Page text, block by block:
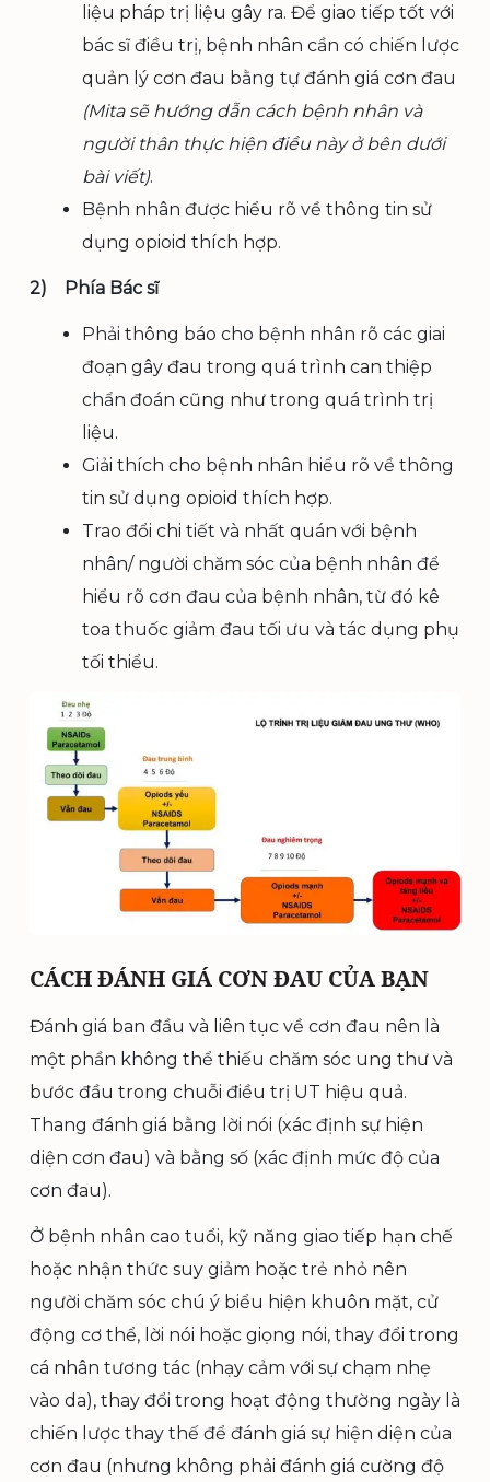
liệu pháp trị liệu gây ra. Để giao tiếp tốt với
bác sĩ điều trị, bệnh nhân cần có chiến lược
quản lý cơn đau bằng tự đánh giá cơn đau
(Mita sẽ hướng dẫn cách bệnh nhân và
người thân thực hiện điều này ở bên dưới
bài viết).
Bệnh nhân được hiểu rõ về thông tin sử
dụng opioid thích hợp.
2) Phía Bác sĩ
Phải thông báo cho bệnh nhân rõ các giai
đoạn gây đau trong quá trình can thiệp
chẩn đoán cũng như trong quá trình trị
liệu.
Giải thích cho bệnh nhân hiểu rõ về thông
tin sử dụng opioid thích hợp.
Trao đổi chi tiết và nhất quán với bệnh
nhân/ người chăm sóc của bệnh nhân để
hiểu rõ cơn đau của bệnh nhân, từ đó kê
toa thuốc giảm đau tối ưu và tác dụng phụ
tối thiểu.
CÁCH ĐÁNH GIÁ CƠN ĐAU CỦA BẠN
Đánh giá ban đầu và liên tục về cơn đau nên là
một phần không thể thiếu chăm sóc ung thư và
bước đầu trong chuỗi điều trị UT hiệu quả.
Thang đánh giá bằng lời nói (xác định sự hiện
diện cơn đau) và bằng số (xác định mức độ của
cơn đau).
Ở bệnh nhân cao tuổi, kỹ năng giao tiếp hạn chế
hoặc nhận thức suy giảm hoặc trẻ nhỏ nên
người chăm sóc chú ý biểu hiện khuôn mặt, cử
động cơ thể, lời nói hoặc giọng nói, thay đổi trong
cá nhân tương tác (nhạy cảm với sự chạm nhẹ
vào da), thay đổi trong hoạt động thường ngày là
chiến lược thay thế để đánh giá sự hiện diện của
cơn đau (nhưng không phải đánh giá cường độ